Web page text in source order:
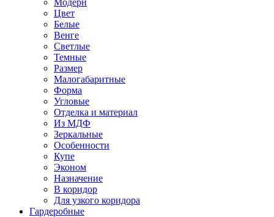
Модерн
Цвет
Белые
Венге
Светлые
Темные
Размер
Малогабаритные
Форма
Угловые
Отделка и материал
Из МДФ
Зеркальные
Особенности
Купе
Эконом
Назначение
В коридор
Для узкого коридора
Гардеробные